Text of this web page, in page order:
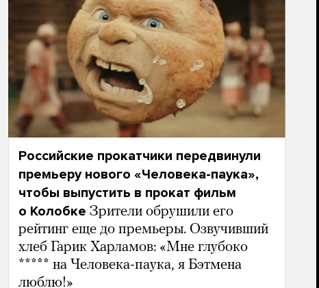
Российские прокатчики передвинули
премьеру нового «Человека-паука»,
чтобы выпустить в прокат фильм
о Колобке Зрители обрушили его
рейтинг еще до премьеры. Озвучивший
хлеб Гарик Харламов: «Мне глубоко
***** на Человека-паука, я Бэтмена
люблю!»